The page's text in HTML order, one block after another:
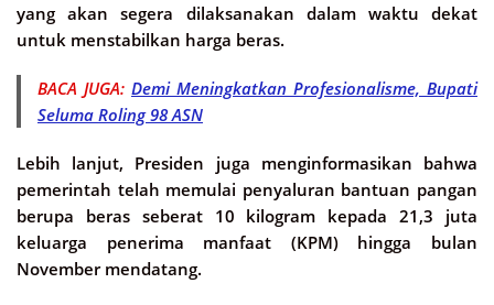
yang akan segera dilaksanakan dalam waktu dekat
untuk menstabilkan harga beras.
BACA JUGA: Demi Meningkatkan Profesionalisme, Bupati
Seluma Roling 98 ASN
Lebih lanjut, Presiden juga menginformasikan bahwa
pemerintah telah memulai penyaluran bantuan pangan
berupa beras seberat 10 kilogram kepada 21,3 juta
keluarga penerima manfaat (KPM) hingga bulan
November mendatang.